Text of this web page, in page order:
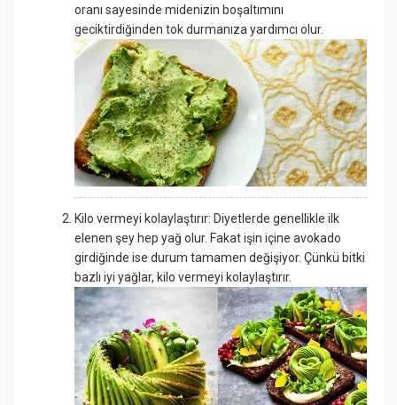
oranı sayesinde midenizin boşaltımını
geciktirdiğinden tok durmanıza yardımcı olur.
Kilo vermeyi kolaylaştırır: Diyetlerde genellikle ilk
elenen şey hep yağ olur. Fakat işin içine avokado
girdiğinde ise durum tamamen değişiyor. Çünkü bitki
bazlı iyi yağlar, kilo vermeyi kolaylaştırır.